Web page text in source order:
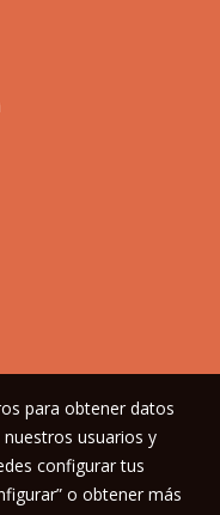
para obtener datos
usuarios y
configurar tus
o obtener más